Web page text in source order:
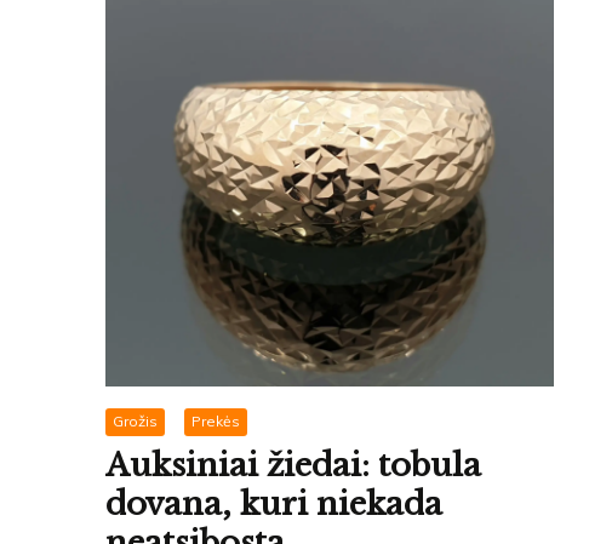
Grožis Prekės
Auksiniai žiedai: tobula
dovana, kuri niekada